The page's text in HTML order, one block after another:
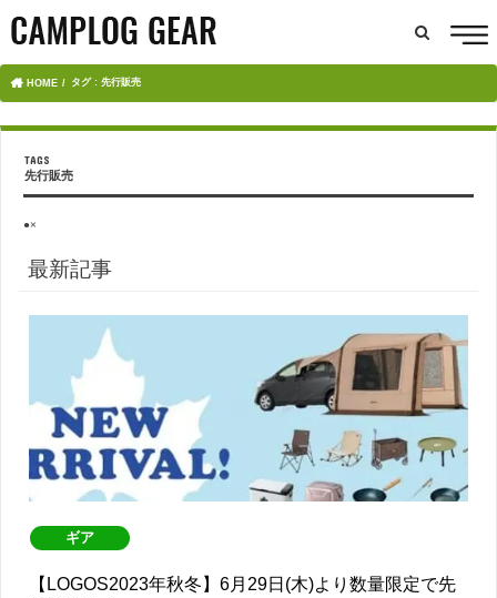
HOME タグ : 先行販売
先行販売
●×
最新記事
ギア
【LOGOS2023年秋冬】6月29日(木)より数量限定で先